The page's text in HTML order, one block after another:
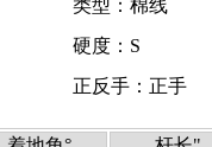
类型：棉线
硬度：S
正反手：正手